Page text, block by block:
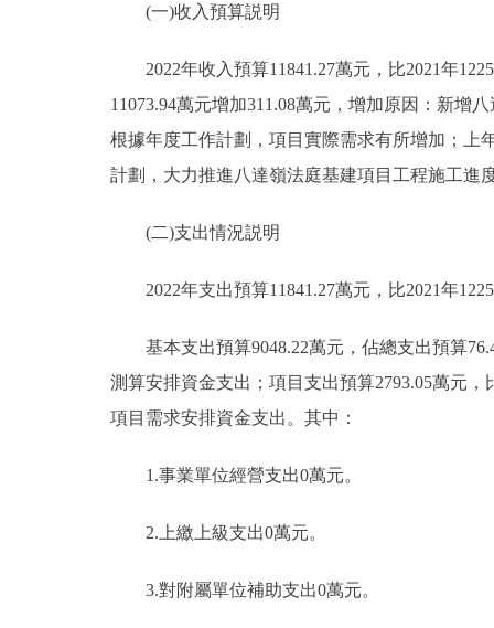
(一)收入預算説明
2022年收入預算11841.27萬元，比2021年
11073.94萬元增加311.08萬元，增加原因：新增
根據年度工作計劃，項目實際需求有所增加；上
計劃，大力推進八達嶺法庭基建項目工程施工進
(二)支出情況説明
2022年支出預算11841.27萬元，比2021年
基本支出預算9048.22萬元，佔總支出預算
測算安排資金支出；項目支出預算2793.05萬元
項目需求安排資金支出。其中：
1.事業單位經營支出0萬元。
2.上繳上級支出0萬元。
3.對附屬單位補助支出0萬元。